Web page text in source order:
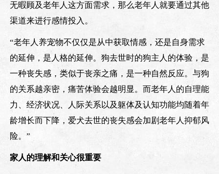
无暇顾及老年人这方面需求，那么老年人就要通过其他
渠道来进行感情投入。
“老年人养宠物不仅仅是从中获取情感，还是自身需求
的延伸，是人格的延伸。狗去世时的狗主人的体验，是
一种丧失感，类似于丧亲之痛，是一种自然反应。与狗
的关系越亲密，痛苦体验会越明显。而老年人的自理能
力、经济状况、人际关系以及躯体及认知功能均随着年
龄增长而下降，爱犬去世的丧失感会加剧老年人抑郁风
险。”
家人的理解和关心很重要